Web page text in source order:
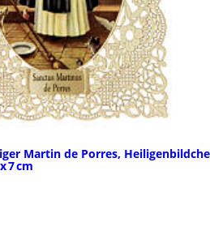
Martin de Porres,
7 cm